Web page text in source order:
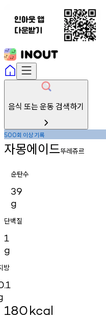
음식 또는 운동 검색하기
500회 이상기록
자몽에이드뚜레쥬르
순탄수
39
g
단백질
1
g
방
180kcal